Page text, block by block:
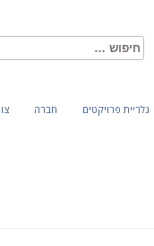
חיפוש:
גלריית פרויקטים חברה